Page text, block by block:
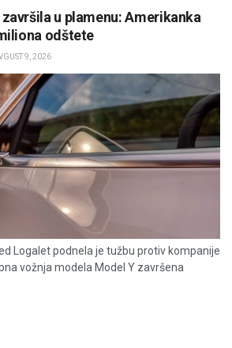
u plamenu: Amerikanka
odštete
9, 2026
Logalet podnela je tužbu protiv kompanije
vožnja modela Model Y završena